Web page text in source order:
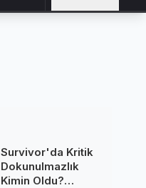
Survivor'da Kritik
Dokunulmazlık
Kimin Oldu?